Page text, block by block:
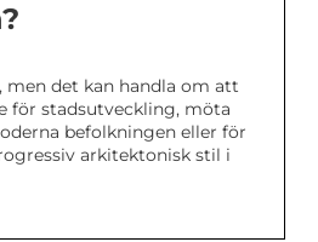
men det kan handla om att
för stadsutveckling, möta
befolkningen eller för
arkitektonisk stil i